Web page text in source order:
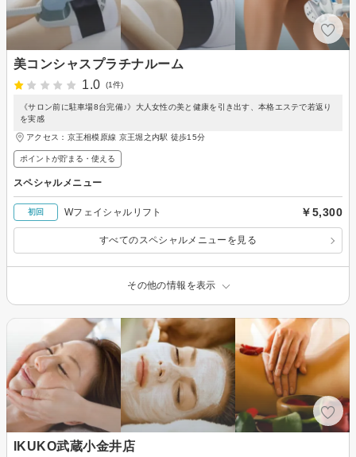
美コンシャスプラチナルーム
1.0
(1件)
《サロン前に駐車場8台完備♪》大人女性の美と健康を引き出す、本格エステで若返り
を実感
アクセス：京王相模原線 京王堀之内駅 徒歩15分
ポイントが貯まる・使える
スペシャルメニュー
初回 Wフェイシャルリフト ￥5,300
すべてのスペシャルメニューを見る
その他の情報を表示
IKUKO武蔵小金井店